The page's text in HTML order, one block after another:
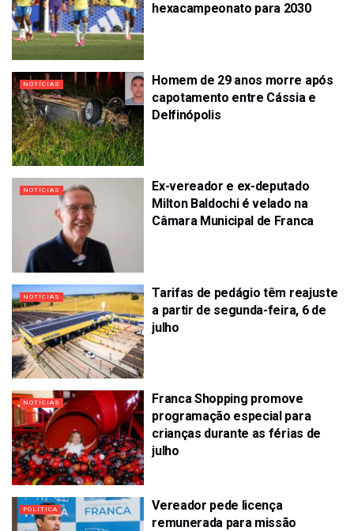
hexacampeonato para 2030
NOTÍCIAS
Homem de 29 anos morre após
capotamento entre Cássia e
Delfinópolis
NOTÍCIAS
Ex-vereador e ex-deputado
Milton Baldochi é velado na
Câmara Municipal de Franca
NOTÍCIAS
Tarifas de pedágio têm reajuste
a partir de segunda-feira, 6 de
julho
NOTÍCIAS
Franca Shopping promove
programação especial para
crianças durante as férias de
julho
POLÍTICA
Vereador pede licença
remunerada para missão